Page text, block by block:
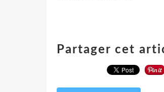
Partager cet